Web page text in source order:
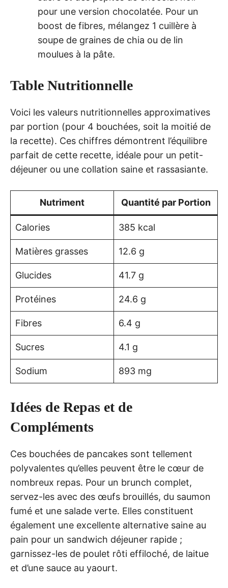
pour une version chocolatée. Pour un
boost de fibres, mélangez 1 cuillère à
soupe de graines de chia ou de lin
moulues à la pâte.
Table Nutritionnelle
Voici les valeurs nutritionnelles approximatives
par portion (pour 4 bouchées, soit la moitié de
la recette). Ces chiffres démontrent l’équilibre
parfait de cette recette, idéale pour un petit-
déjeuner ou une collation saine et rassasiante.
Nutriment Quantité par Portion
Calories 385 kcal
Matières grasses 12.6 g
Glucides 41.7 g
Protéines 24.6 g
Fibres 6.4 g
Sucres 4.1 g
Sodium 893 mg
Idées de Repas et de
Compléments
Ces bouchées de pancakes sont tellement
polyvalentes qu’elles peuvent être le cœur de
nombreux repas. Pour un brunch complet,
servez-les avec des œufs brouillés, du saumon
fumé et une salade verte. Elles constituent
également une excellente alternative saine au
pain pour un sandwich déjeuner rapide ;
garnissez-les de poulet rôti effiloché, de laitue
et d’une sauce au yaourt.